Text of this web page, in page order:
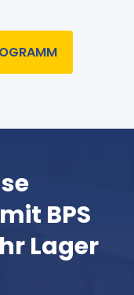
BPS
Lager